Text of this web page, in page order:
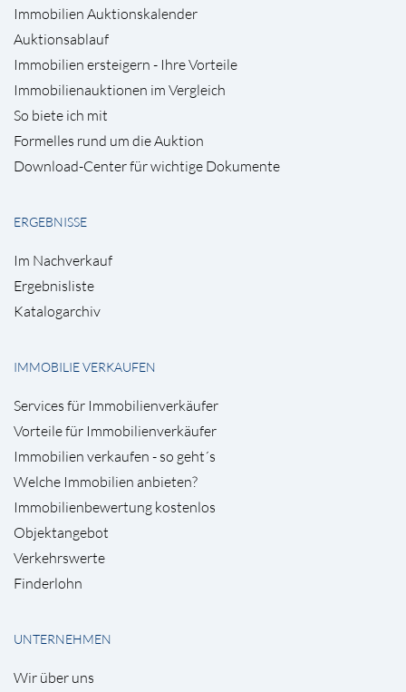
Immobilien Auktionskalender
Auktionsablauf
Immobilien ersteigern - Ihre Vorteile
Immobilienauktionen im Vergleich
So biete ich mit
Formelles rund um die Auktion
Download-Center für wichtige Dokumente
ERGEBNISSE
Im Nachverkauf
Ergebnisliste
Katalogarchiv
IMMOBILIE VERKAUFEN
Services für Immobilienverkäufer
Vorteile für Immobilienverkäufer
Immobilien verkaufen - so geht´s
Welche Immobilien anbieten?
Immobilienbewertung kostenlos
Objektangebot
Verkehrswerte
Finderlohn
UNTERNEHMEN
Wir über uns